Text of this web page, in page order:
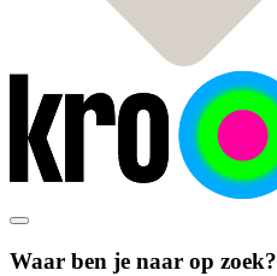
Waar ben je naar op zoek?